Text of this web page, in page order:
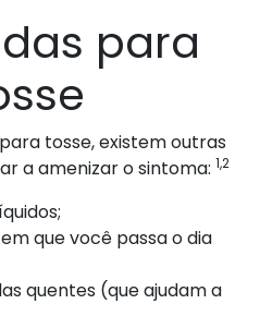
para
tosse, existem outras
a amenizar o sintoma: 1,2
que você passa o dia
quentes (que ajudam a